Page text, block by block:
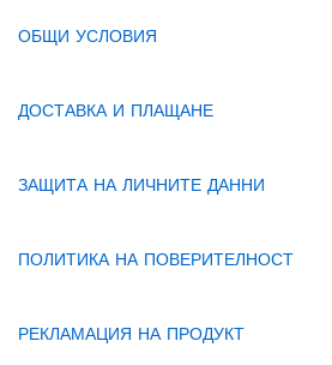
ОБЩИ УСЛОВИЯ
ДОСТАВКА И ПЛАЩАНЕ
ЗАЩИТА НА ЛИЧНИТЕ ДАННИ
ПОЛИТИКА НА ПОВЕРИТЕЛНОСТ
РЕКЛАМАЦИЯ НА ПРОДУКТ